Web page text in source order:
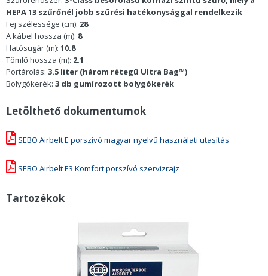
HEPA 13 szűrőnél jobb szűrési hatékonysággal rendelkezik
Fej szélessége (cm): 28
A kábel hossza (m): 8
Hatósugár (m): 10.8
Tömlő hossza (m): 2.1
Portárolás: 3.5 liter (három rétegű Ultra Bag™)
Bolygókerék: 3 db gumírozott bolygókerék
Letölthető dokumentumok
SEBO Airbelt E porszívó magyar nyelvű használati utasítás
SEBO Airbelt E3 Komfort porszívó szervizrajz
Tartozékok